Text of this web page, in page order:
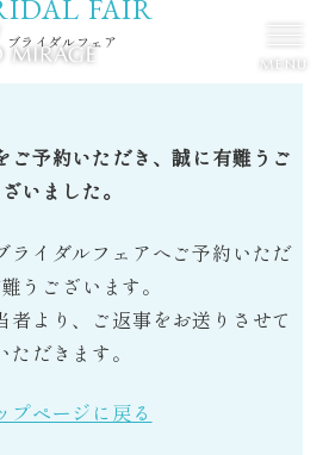
ブライダルフェア
披露宴・ガーデン
NEWS & TOPICS
FAIR
ブライダルフェア
ご予約いただき、誠に有難うご
ざいました。
ライダルフェアへご予約いただ
うございます。
より、
ご返事をお送りさせて
ただきます。
プページに戻る